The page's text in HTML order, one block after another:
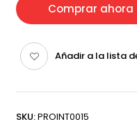
Comprar ahora
Añadir a la lista
SKU:PROINT0015